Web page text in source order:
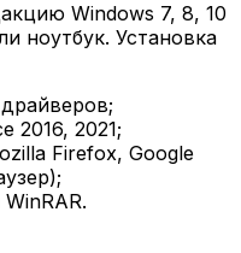
Windows 7, 8, 10
ноутбук. Установка
2016, 2021;
Firefox, Google